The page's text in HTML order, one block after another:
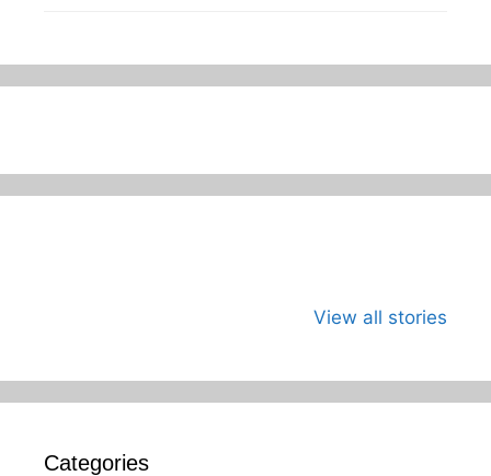
View all stories
युगाची सुरुवात
दिन
Categories